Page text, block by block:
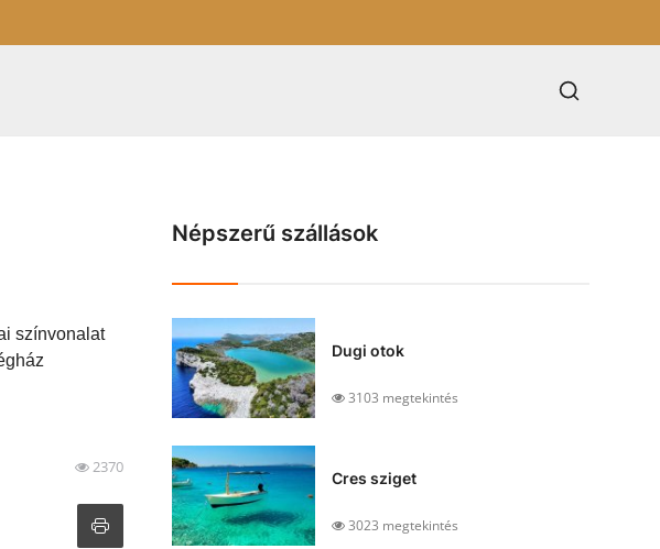
színvonalat
2370
Népszerű szállások
Dugi otok
3103 megtekintés
Cres sziget
3023 megtekintés